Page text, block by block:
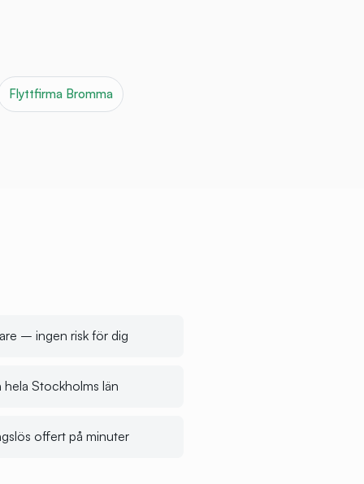
Flyttfirma Bromma
– ingen risk för dig
Stockholms län
offert på minuter